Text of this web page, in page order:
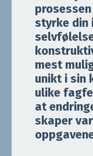
styrke din
mest
unikt i sin
ulike
at
skaper